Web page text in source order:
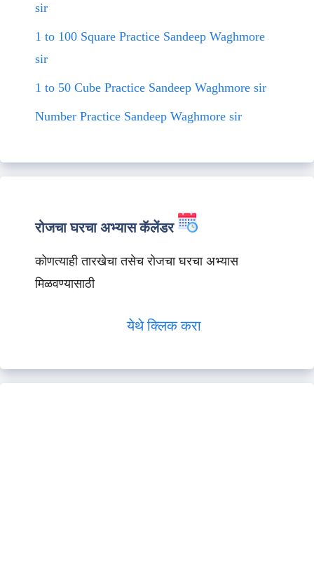
sir
1 to 100 Square Practice Sandeep Waghmore
sir
1 to 50 Cube Practice Sandeep Waghmore sir
Number Practice Sandeep Waghmore sir
रोजचा घरचा अभ्यास कॅलेंडर
कोणत्याही तारखेचा तसेच रोजचा घरचा अभ्यास
मिळवण्यासाठी
येथे क्लिक करा